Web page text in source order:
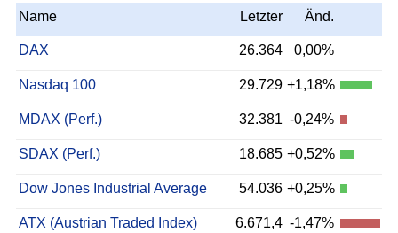
Name Letzter Änd.
DAX 26.364 0,00%
Nasdaq 100 29.729 +1,18%
MDAX (Perf.) 32.381 -0,24%
SDAX (Perf.) 18.685 +0,52%
Dow Jones Industrial Average 54.036 +0,25%
ATX (Austrian Traded Index) 6.671,4 -1,47%